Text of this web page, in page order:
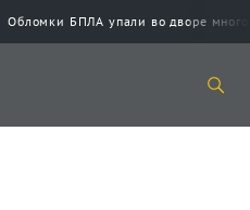
Обломки БПЛА упали во дворе